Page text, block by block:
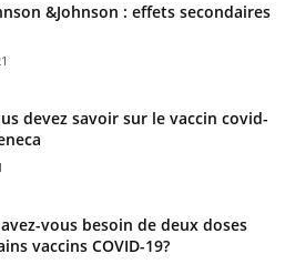
&Johnson : effets secondaires
devez savoir sur le vaccin covid-
vous besoin de deux doses
vaccins COVID-19?